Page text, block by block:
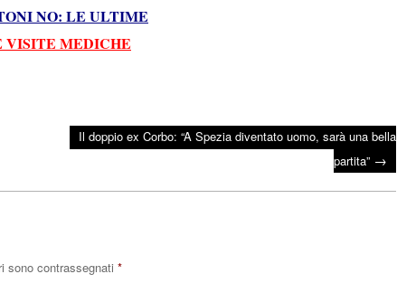
NO: LE ULTIME
VISITE MEDICHE
Il doppio ex Corbo: “A Spezia diventato uomo, sarà una bella
partita” →
sono contrassegnati *